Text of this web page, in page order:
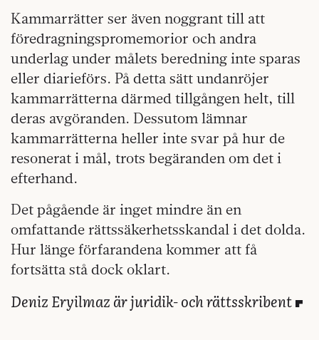
Kammarrätter ser även noggrant till att
föredragningspromemorior och andra
underlag under målets beredning inte sparas
eller diarieförs. På detta sätt undanröjer
kammarrätterna därmed tillgången helt, till
deras avgöranden. Dessutom lämnar
kammarrätterna heller inte svar på hur de
resonerat i mål, trots begäranden om det i
efterhand.
Det pågående är inget mindre än en
omfattande rättssäkerhetsskandal i det dolda.
Hur länge förfarandena kommer att få
fortsätta stå dock oklart.
Deniz Eryilmaz är juridik- och rättsskribent